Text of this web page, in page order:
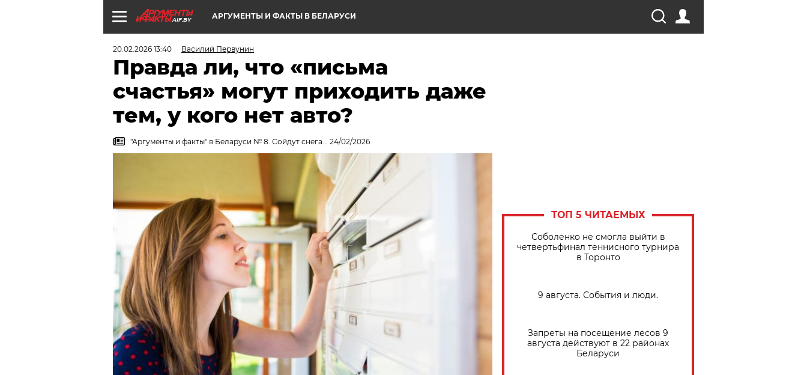
AIF.BY АРГУМЕНТЫ И ФАКТЫ В БЕЛАРУСИ
20.02.2026 13:40 Василий Первунин
Правда ли, что «письма
счастья» могут приходить даже
тем, у кого нет авто?
"Аргументы и факты" в Беларуси № 8. Сойдут снега... 24/02/2026
ТОП 5 ЧИТАЕМЫХ
Соболенко не смогла выйти в
четвертьфинал теннисного турнира
в Торонто
9 августа. События и люди.
Запреты на посещение лесов 9
августа действуют в 22 районах
Беларуси